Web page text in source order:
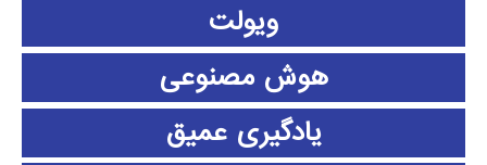
ویولت
هوش مصنوعی
یادگیری عمیق